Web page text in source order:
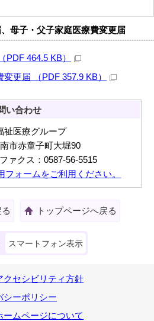
母子・父子家庭医療費変更届
464.5 KB）
更届 （PDF 357.9 KB）
い合わせ
祉医療グループ
市赤童子町大堀90
ァクス：0587-56-5515
フォームをご利用ください。
トップページへ戻る
スマートフォン表示
クセシビリティ方針
シーポリシー
ームページについて